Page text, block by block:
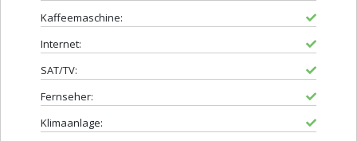
Kaffeemaschine:
Internet:
SAT/TV:
Fernseher:
Klimaanlage: